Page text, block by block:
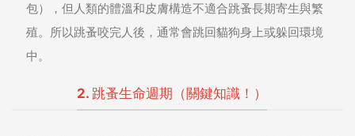
包），但人類的體溫和皮膚構造不適合跳蚤長期寄生與繁
殖。所以跳蚤咬完人後，通常會跳回貓狗身上或躲回環境
中。
2. 跳蚤生命週期（關鍵知識！）